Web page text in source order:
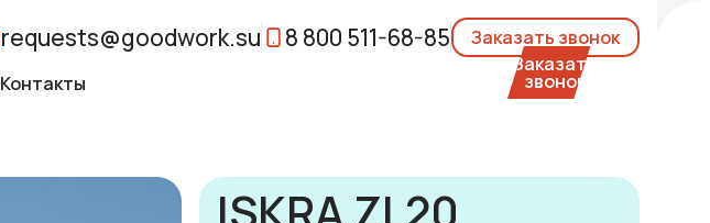
requests@goodwork.su 8 800 511-68-85
Заказать звонок
Контакты